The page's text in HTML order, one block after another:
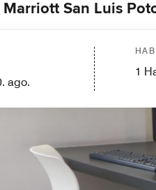
San Luis
ago.
1